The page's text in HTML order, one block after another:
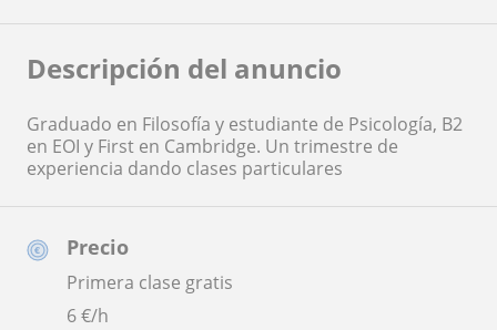
Precio
Primera clase gratis
6€/h
Descripción del anuncio
Graduado en Filosofía y estudiante de Psicología, B2
en EOI y First en Cambridge. Un trimestre de
experiencia dando clases particulares